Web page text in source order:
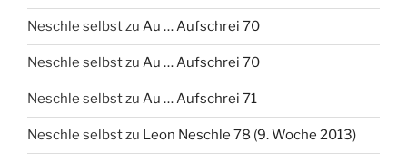
Neschle selbstzu Au … Aufschrei 70
Neschle selbstzu Au … Aufschrei 70
Neschle selbstzu Au … Aufschrei 71
Neschle selbstzu Leon Neschle 78 (9. Woche 2013)